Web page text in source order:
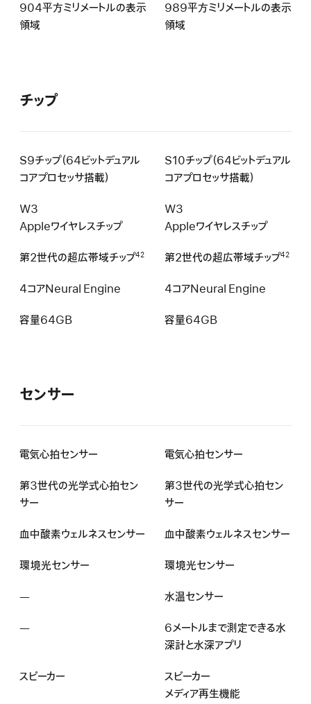
904平方ミリメートルの表示
領域
989平方ミリメートルの表示
領域
チップ
S9チップ（64ビットデュアル
コアプロセッサ搭載）
S10チップ（64ビットデュアル
コアプロセッサ搭載）
W3
Appleワイヤレスチップ
W3
Appleワイヤレスチップ
第2世代の超広帯域チップ42 第2世代の超広帯域チップ42
4コアNeural Engine 4コアNeural Engine
容量64GB 容量64GB
センサー
電気心拍センサー 電気心拍センサー
第3世代の光学式心拍セン
サー
第3世代の光学式心拍セン
サー
血中酸素ウェルネスセ ン サ ー 血中酸素ウェルネスセ ン サ ー
環境光センサー 環境光センサー
— 水温センサー
—
し
6メートルまで測定できる水
深計と水深アプリ
スピーカー
スピーカー
メディア再生機能